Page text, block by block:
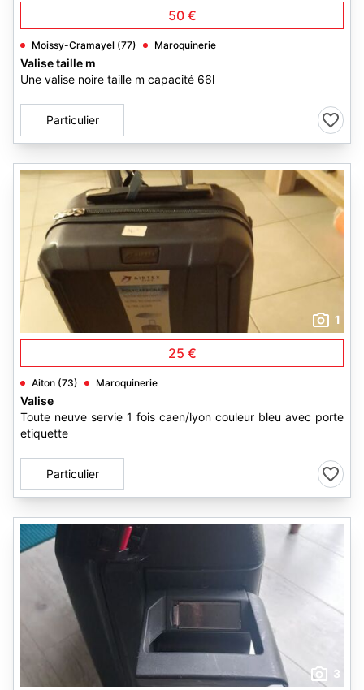
50 €
Moissy-Cramayel (77) Maroquinerie
Valise taille m
Une valise noire taille m capacité 66l
Particulier
1
25 €
Aiton (73) Maroquinerie
Valise
Toute neuve servie 1 fois caen/lyon couleur bleu avec porte
etiquette
Particulier
3